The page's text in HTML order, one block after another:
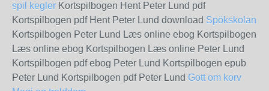
spil kegler Kortspilbogen Hent Peter Lund pdf
Kortspilbogen pdf Hent Peter Lund download Spökskolan
Kortspilbogen Peter Lund Læs online ebog Kortspilbogen
Læs online ebog Kortspilbogen Læs online Peter Lund
Kortspilbogen pdf ebog Peter Lund Kortspilbogen epub
Peter Lund Kortspilbogen pdf Peter Lund Gott om korv